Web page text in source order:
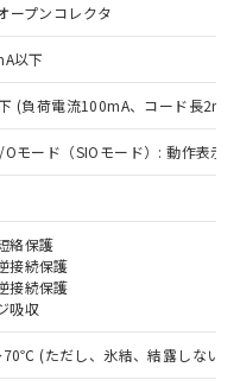
ープンコレクタ
以下
(負荷電流100mA、コード長2m
モード（SIOモード）: 動作表示
絡保護
接続保護
接続保護
吸収
(ただし、氷結、結露しないこ
（10物質）の
供可能な商品で
10物質）の非含
える予定のある